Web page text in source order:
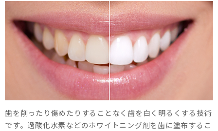
歯を削ったり傷めたりすることなく歯を白く明るくする技術
です。過酸化水素などのホワイトニング剤を歯に塗布するこ